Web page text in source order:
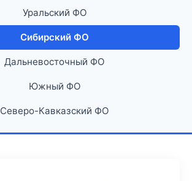
Уральский ФО
Сибирский ФО
Дальневосточный ФО
Южный ФО
Северо-Кавказский ФО